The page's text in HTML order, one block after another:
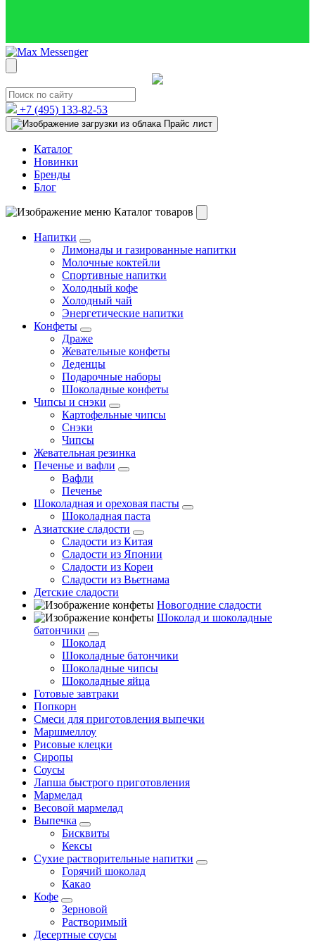
+7 (495) 133-82-53
Прайс лист
Каталог
Новинки
Бренды
Блог
Каталог товаров
Напитки
Лимонады и газированные напитки
Молочные коктейли
Спортивные напитки
Холодный кофе
Холодный чай
Энергетические напитки
Конфеты
Драже
Жевательные конфеты
Леденцы
Подарочные наборы
Шоколадные конфеты
Чипсы и снэки
Картофельные чипсы
Снэки
Чипсы
Жевательная резинка
Печенье и вафли
Вафли
Печенье
Шоколадная и ореховая пасты
Шоколадная паста
Азиатские сладости
Сладости из Китая
Сладости из Японии
Сладости из Кореи
Сладости из Вьетнама
Детские сладости
Новогодние сладости
Шоколад и шоколадные
батончики
Шоколад
Шоколадные батончики
Шоколадные чипсы
Шоколадные яйца
Готовые завтраки
Попкорн
Смеси для приготовления выпечки
Маршмеллоу
Рисовые клецки
Сиропы
Соусы
Лапша быстрого приготовления
Мармелад
Весовой мармелад
Выпечка
Бисквиты
Кексы
Сухие растворительные напитки
Горячий шоколад
Какао
Кофе
Зерновой
Растворимый
Десертные соусы